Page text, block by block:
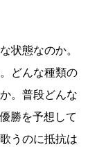
状態なのか。
どんな種類の
。普段どんな
勝を予想して
うのに抵抗は